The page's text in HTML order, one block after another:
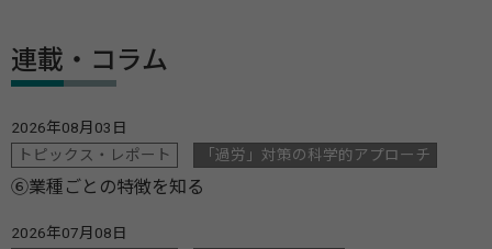
連載・コラム
2026年08月03日
トピックス・レポート
「過労」対策の科学的アプローチ
⑥業種ごとの特徴を知る
2026年07月08日